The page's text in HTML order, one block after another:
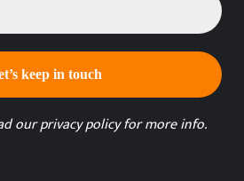
ourprivacy policyfor more info.